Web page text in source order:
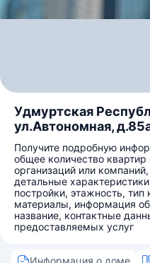
Удмуртская
ул.Автономная,
Получите подробную
общее количество
организаций или
детальные
постройки, этажность,
материалы, информация
название, контактные
предоставляемых услуг
Информация о доме